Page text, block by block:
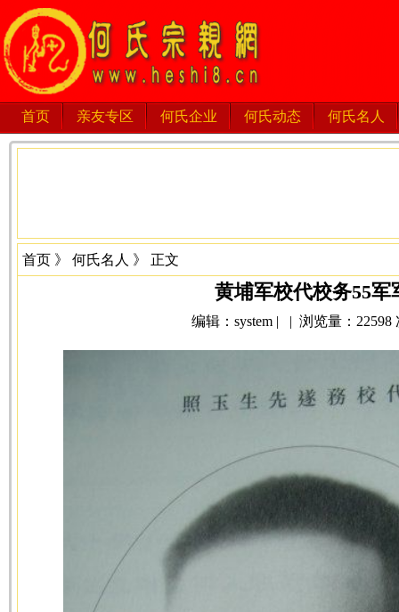
首页 亲友专区 何氏企业 何氏动态 何氏名人
首页 》 何氏名人 》 正文
黄埔军校代校务55军
编辑：system | | 浏览量：22598